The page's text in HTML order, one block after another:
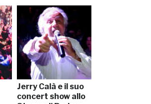
Jerry Calà e il suo
concert show allo